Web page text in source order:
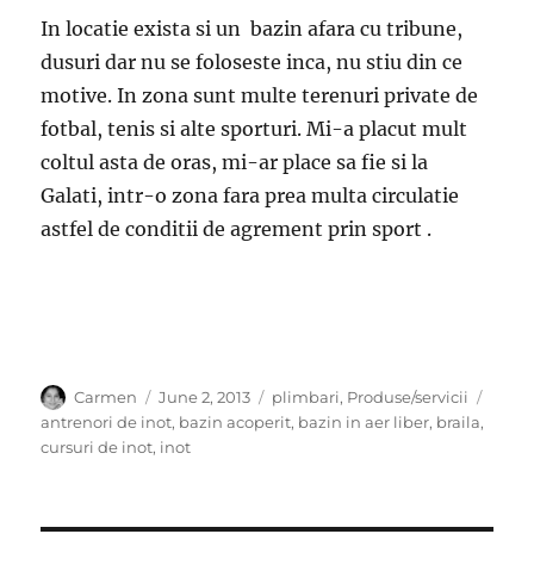
In locatie exista si un bazin afara cu tribune,
dusuri dar nu se foloseste inca, nu stiu din ce
motive. In zona sunt multe terenuri private de
fotbal, tenis si alte sporturi. Mi-a placut mult
coltul asta de oras, mi-ar place sa fie si la
Galati, intr-o zona fara prea multa circulatie
astfel de conditii de agrement prin sport .
Author
Carmen
Posted
on
June 2, 2013 Categories
plimbari, Produse/servicii
antrenori de inot, bazin acoperit, bazin in aer liber, braila,
cursuri de inot, inot